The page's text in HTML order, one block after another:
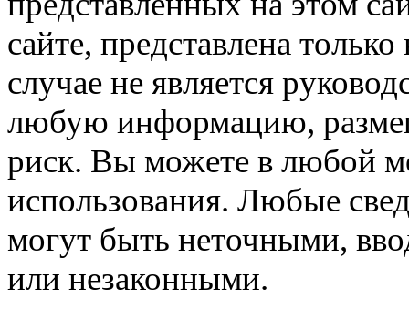
сайте, представлена
случае не является
любую информацию,
риск. Вы можете в любой
использования. Любые
могут быть неточными,
или незаконными.